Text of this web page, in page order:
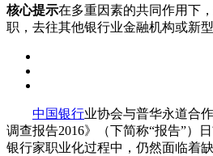
核心提示在多重因素的共同作用下
职，去往其他银行业金融机构或新型
中国银行业协会与普华永道合
调查报告2016》（下简称“报告”）
银行家职业化过程中，仍然面临着